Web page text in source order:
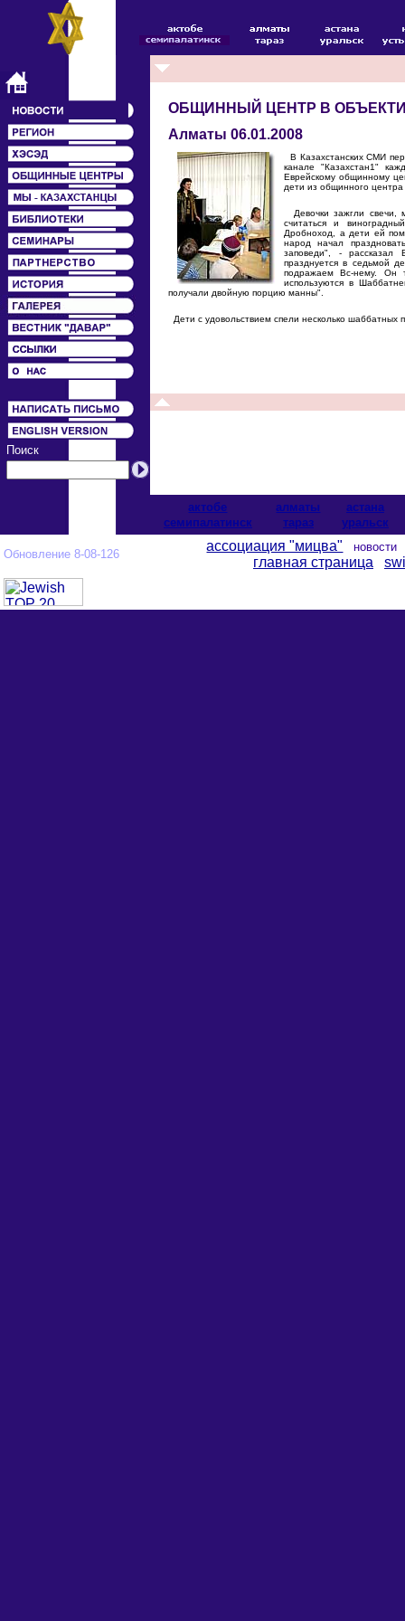
Поиск
ОБЩИННЫЙ ЦЕНТР В
Алматы 06.01.2008
В Казахстанских СМИ
канале "Казахстан1"
Еврейскому общинному
дети из общинного
Девочки зажгли свечи,
считаться и
Дробноход, а дети ей
народ начал
заповеди", - рассказал
празднуется в седьмой
подражаем Вс-нему. Он
используются в
получали двойную порцию манны".
Дети с удовольствием спели несколько шаббатных
актобе алматы
астана
cемипалатинск
тараз уральск
Обновление 8-08-126
ассоциация "мицва"
главная страница